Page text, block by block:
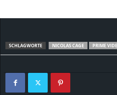
SCHLAGWORTE NICOLAS CAGE PRIME